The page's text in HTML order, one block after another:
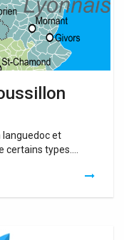
languedoc et
certains types….